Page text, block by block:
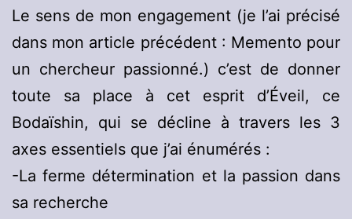
Le sens de mon engagement (je l’ai précisé
dans mon article précédent : Memento pour
un chercheur passionné.) c’est de donner
toute sa place à cet esprit d’Éveil, ce
Bodaïshin, qui se décline à travers les 3
axes essentiels que j’ai énumérés :
-La ferme détermination et la passion dans
sa recherche